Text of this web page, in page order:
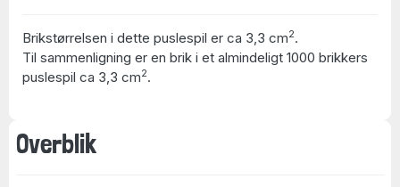
Overblik
Brikstørrelsen i dette puslespil er ca 3,3 cm2.
Til sammenligning er en brik i et almindeligt 1000 brikkers
puslespil ca 3,3 cm2.